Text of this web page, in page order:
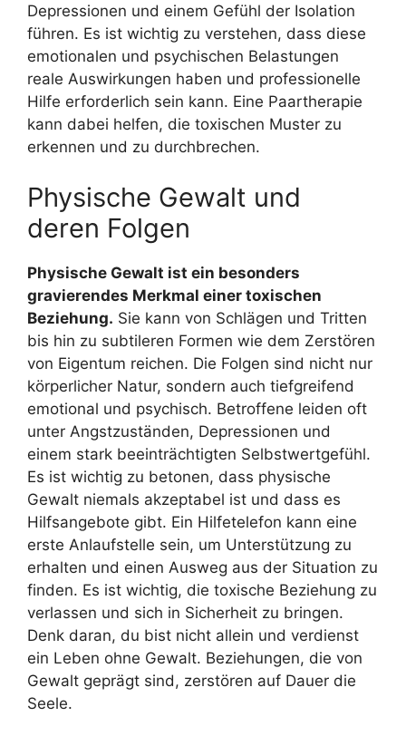
Depressionen und einem Gefühl der Isolation
führen. Es ist wichtig zu verstehen, dass diese
emotionalen und psychischen Belastungen
reale Auswirkungen haben und professionelle
Hilfe erforderlich sein kann. Eine Paartherapie
kann dabei helfen, die toxischen Muster zu
erkennen und zu durchbrechen.
Physische Gewalt und
deren Folgen
Physische Gewalt ist ein besonders
gravierendes Merkmal einer toxischen
Beziehung. Sie kann von Schlägen und Tritten
bis hin zu subtileren Formen wie dem Zerstören
von Eigentum reichen. Die Folgen sind nicht nur
körperlicher Natur, sondern auch tiefgreifend
emotional und psychisch. Betroffene leiden oft
unter Angstzuständen, Depressionen und
einem stark beeinträchtigten Selbstwertgefühl.
Es ist wichtig zu betonen, dass physische
Gewalt niemals akzeptabel ist und dass es
Hilfsangebote gibt. Ein Hilfetelefon kann eine
erste Anlaufstelle sein, um Unterstützung zu
erhalten und einen Ausweg aus der Situation zu
finden. Es ist wichtig, die toxische Beziehung zu
verlassen und sich in Sicherheit zu bringen.
Denk daran, du bist nicht allein und verdienst
ein Leben ohne Gewalt. Beziehungen, die von
Gewalt geprägt sind, zerstören auf Dauer die
Seele.